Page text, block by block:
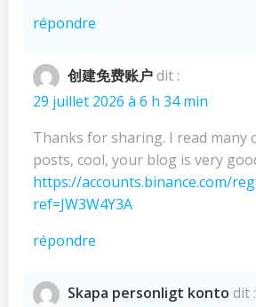
répondre
创建免费账户dit :
29 juillet 2026 à 6 h 34 min
Thanks for sharing. I read many
posts, cool, your blog is very
https://accounts.binance.com/
ref=JW3W4Y3A
répondre
Skapa personligt konto dit :